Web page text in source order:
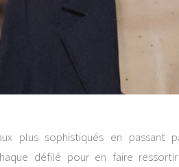
plus sophistiqués en passant
défilé pour en faire